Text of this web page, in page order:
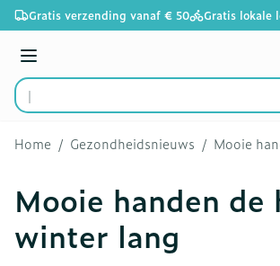
Ga naar de inhoud
Gratis verzending vanaf € 50 Gratis lokale
Menu
Product, merk, categorie...
Home / Gezondheidsnieuws / Mooie
Mooie handen de
winter lang